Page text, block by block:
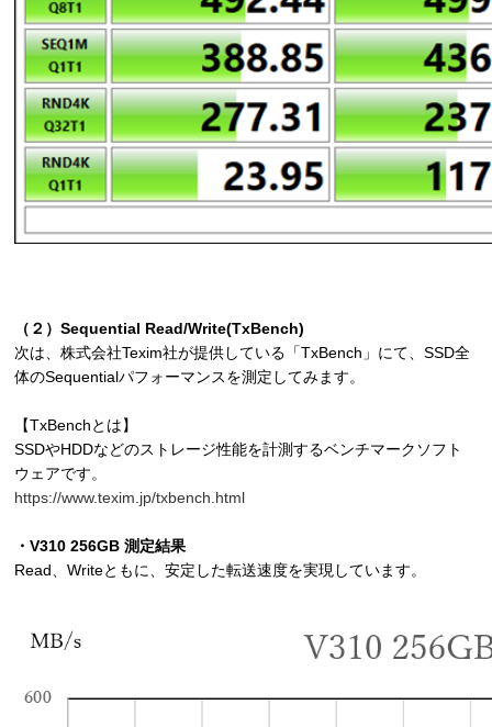
（２）Sequential Read/Write(TxBench)
次は、株式会社Texim社が提供している「TxBench」にて、SSD全
体のSequentialパフォーマンスを測定してみます。
【TxBenchとは】
SSDやHDDなどのストレージ性能を計測するベンチマークソフト
ウェアです。
https://www.texim.jp/txbench.html
・V310 256GB 測定結果
Read、Writeともに、安定した転送速度を実現しています。